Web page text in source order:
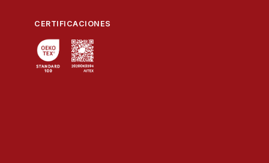
CERTIFICACIONES